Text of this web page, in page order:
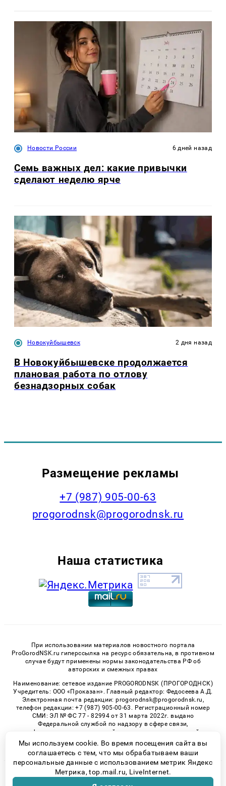
Новости России 6 дней назад
Семь важных дел: какие привычки
сделают неделю ярче
Новокуйбышевск 2 дня назад
В Новокуйбышевске продолжается
плановая работа по отлову
безнадзорных собак
Размещение рекламы
+7 (987) 905-00-63
progorodnsk@progorodnsk.ru
Наша статистика
При использовании материалов новостного портала
ProGorodNSK.ru гиперссылка на ресурс обязательна, в противном
случае будут применены нормы законодательства РФ об
авторских и смежных правах
Наименование: сетевое издание PROGORODNSK (ПРОГОРОДНСК)
Учредитель: ООО «Проказан». Главный редактор: Федосеева А.Д.
Электронная почта редакции: progorodnsk@progorodnsk.ru,
телефон редакции: +7 (987) 905-00-63. Регистрационный номер
СМИ: ЭЛ № ФС 77 - 82994 от 31 марта 2022г. выдано
Федеральной службой по надзору в сфере связи,
информационных технологий и массовых коммуникаций.
Возрастная категория сайта 16+.
© 2026 «progorodnsk» | Все права защищены
Мы используем cookie. Во время посещения сайта вы
соглашаетесь с тем, что мы обрабатываем ваши
персональные данные с использованием метрик Яндекс
Метрика, top.mail.ru, LiveInternet.